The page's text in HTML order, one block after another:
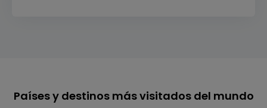
Países y destinos más visitados del mundo